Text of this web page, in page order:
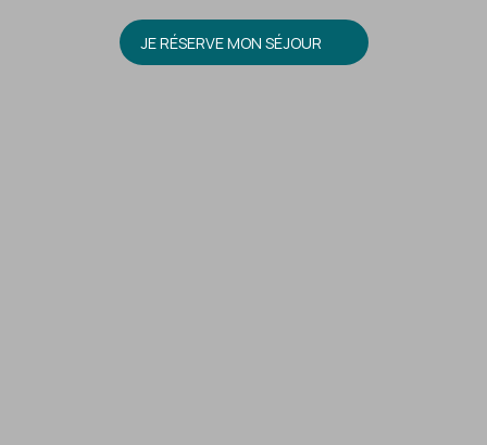
JE RÉSERVE MON SÉJOUR